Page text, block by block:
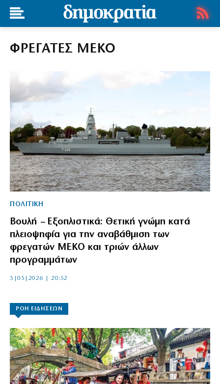
ΦΡΕΓΑΤΕΣ ΜΕΚΟ
ΠΟΛΙΤΙΚΗ
Βουλή – Εξοπλιστικά: Θετική γνώμη κατά
πλειοψηφία για την αναβάθμιση των
φρεγατών ΜΕΚΟ και τριών άλλων
προγραμμάτων
5|05|2026 | 20:52
ΡΟΗ ΕΙΔΗΣΕΩΝ